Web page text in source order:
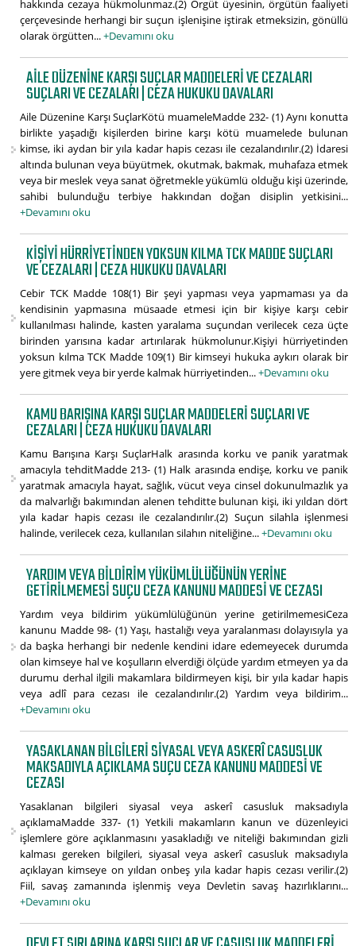
hakkında cezaya hükmolunmaz.(2) Örgüt üyesinin, örgütün faaliyeti
çerçevesinde herhangi bir suçun işlenişine iştirak etmeksizin, gönüllü
olarak örgütten...+Devamını oku
AILE DÜZENINE KARŞI SUÇLAR MADDELERI VE CEZALARI
SUÇLARI VE CEZALARI | CEZA HUKUKU DAVALARI
Aile Düzenine Karşı SuçlarKötü muameleMadde 232- (1) Aynı konutta
birlikte yaşadığı kişilerden birine karşı kötü muamelede bulunan
kimse, iki aydan bir yıla kadar hapis cezası ile cezalandırılır.(2) İdaresi
altında bulunan veya büyütmek, okutmak, bakmak, muhafaza etmek
veya bir meslek veya sanat öğretmekle yükümlü olduğu kişi üzerinde,
sahibi bulunduğu terbiye hakkından doğan disiplin yetkisini...
+Devamını oku
KIŞIYI HÜRRIYETINDEN YOKSUN KILMA TCK MADDE SUÇLARI
VE CEZALARI | CEZA HUKUKU DAVALARI
Cebir TCK Madde 108(1) Bir şeyi yapması veya yapmaması ya da
kendisinin yapmasına müsaade etmesi için bir kişiye karşı cebir
kullanılması halinde, kasten yaralama suçundan verilecek ceza üçte
birinden yarısına kadar artırılarak hükmolunur.Kişiyi hürriyetinden
yoksun kılma TCK Madde 109(1) Bir kimseyi hukuka aykırı olarak bir
yere gitmek veya bir yerde kalmak hürriyetinden...+Devamını oku
KAMU BARIŞINA KARŞI SUÇLAR MADDELERI SUÇLARI VE
CEZALARI | CEZA HUKUKU DAVALARI
Kamu Barışına Karşı SuçlarHalk arasında korku ve panik yaratmak
amacıyla tehditMadde 213- (1) Halk arasında endişe, korku ve panik
yaratmak amacıyla hayat, sağlık, vücut veya cinsel dokunulmazlık ya
da malvarlığı bakımından alenen tehditte bulunan kişi, iki yıldan dört
yıla kadar hapis cezası ile cezalandırılır.(2) Suçun silahla işlenmesi
halinde, verilecek ceza, kullanılan silahın niteliğine...+Devamını oku
YARDIM VEYA BILDIRIM YÜKÜMLÜLÜĞÜNÜN YERINE
GETIRILMEMESI SUÇU CEZA KANUNU MADDESI VE CEZASI
Yardım veya bildirim yükümlülüğünün yerine getirilmemesiCeza
kanunu Madde 98- (1) Yaşı, hastalığı veya yaralanması dolayısıyla ya
da başka herhangi bir nedenle kendini idare edemeyecek durumda
olan kimseye hal ve koşulların elverdiği ölçüde yardım etmeyen ya da
durumu derhal ilgili makamlara bildirmeyen kişi, bir yıla kadar hapis
veya adlî para cezası ile cezalandırılır.(2) Yardım veya bildirim...
+Devamını oku
YASAKLANAN BILGILERI SIYASAL VEYA ASKERÎ CASUSLUK
MAKSADIYLA AÇIKLAMA SUÇU CEZA KANUNU MADDESI VE
CEZASI
Yasaklanan bilgileri siyasal veya askerî casusluk maksadıyla
açıklamaMadde 337- (1) Yetkili makamların kanun ve düzenleyici
işlemlere göre açıklanmasını yasakladığı ve niteliği bakımından gizli
kalması gereken bilgileri, siyasal veya askerî casusluk maksadıyla
açıklayan kimseye on yıldan onbeş yıla kadar hapis cezası verilir.(2)
Fiil, savaş zamanında işlenmiş veya Devletin savaş hazırlıklarını...
+Devamını oku